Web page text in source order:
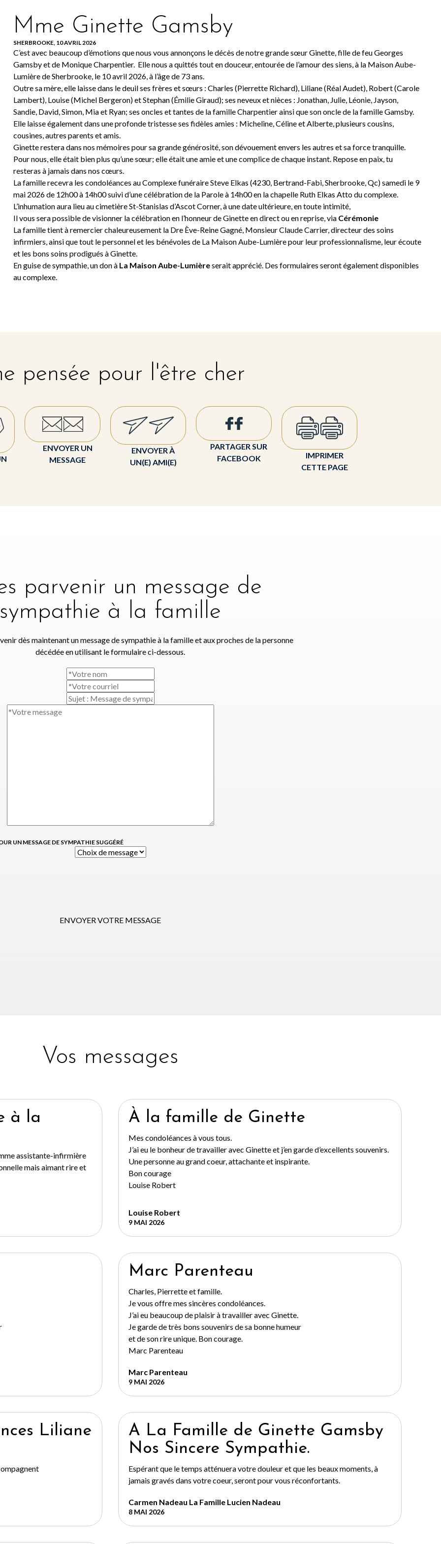
Mme Ginette Gamsby
SHERBROOKE, 10 AVRIL 2026
C’est avec beaucoup d’émotions que nous vous annonçons le décès de notre grande sœur Ginette, fille de feu Georges
Gamsby et de Monique Charpentier. Elle nous a quittés tout en douceur, entourée de l’amour des siens, à la Maison Aube-
Lumière de Sherbrooke, le 10 avril 2026, à l’âge de 73 ans.
Outre sa mère, elle laisse dans le deuil ses frères et sœurs : Charles (Pierrette Richard), Liliane (Réal Audet), Robert (Carole
Lambert), Louise (Michel Bergeron) et Stephan (Émilie Giraud); ses neveux et nièces : Jonathan, Julie, Léonie, Jayson,
Sandie, David, Simon, Mia et Ryan; ses oncles et tantes de la famille Charpentier ainsi que son oncle de la famille Gamsby.
Elle laisse également dans une profonde tristesse ses fidèles amies : Micheline, Céline et Alberte, plusieurs cousins,
cousines, autres parents et amis.
Ginette restera dans nos mémoires pour sa grande générosité, son dévouement envers les autres et sa force tranquille.
Pour nous, elle était bien plus qu’une sœur; elle était une amie et une complice de chaque instant. Repose en paix, tu
resteras à jamais dans nos cœurs.
La famille recevra les condoléances au Complexe funéraire Steve Elkas (4230, Bertrand-Fabi, Sherbrooke, Qc) samedi le 9
mai 2026 de 12h00 à 14h00 suivi d’une célébration de la Parole à 14h00 en la chapelle Ruth Elkas Attodu complexe.
L’inhumation aura lieu au cimetière St-Stanislas d’Ascot Corner, à une date ultérieure, en toute intimité,
Il vous sera possible de visionner la célébration en l’honneur de Ginette en direct ou en reprise, via Cérémonie
La famille tient à remercier chaleureusement la Dre Ève-Reine Gagné, Monsieur Claude Carrier, directeur des soins
infirmiers, ainsi que tout le personnel et les bénévoles de La Maison Aube-Lumière pour leur professionnalisme, leur écoute
et les bons soins prodigués à Ginette.
En guise de sympathie, un don à La Maison Aube-Lumièreserait apprécié. Des formulaires seront également disponibles
au complexe.
pensée pour l'être cher
ENVOYER UN
MESSAGE
ENVOYER À
UN(E) AMI(E)
PARTAGER SUR
FACEBOOK
IMPRIMER
CETTE PAGE
parvenir un message de
sympathie à la famille
dès maintenant un message de sympathie à la famille et aux proches de la personne
décédée en utilisant le formulaire ci-dessous.
UN MESSAGE DE SYMPATHIE SUGGÉRÉ
ENVOYER VOTRE MESSAGE
Vos messages
à la
assistante-infirmière
mais aimant rire et
À la famille de Ginette
Mes condoléances à vous tous.
J’ai eu le bonheur de travailler avec Ginette et j’en garde d’excellents souvenirs.
Une personne au grand coeur, attachante et inspirante.
Bon courage
Louise Robert
Louise Robert
9 MAI 2026
Marc Parenteau
Charles, Pierrette et famille.
Je vous offre mes sincères condoléances.
J’ai eu beaucoup de plaisir à travailler avec Ginette.
Je garde de très bons souvenirs de sa bonne humeur
et de son rire unique. Bon courage.
Marc Parenteau
Marc Parenteau
9 MAI 2026
Liliane
A La Famille de Ginette Gamsby
Nos Sincere Sympathie.
Espérant que le temps atténuera votre douleur et que les beaux moments, à
jamais gravés dans votre coeur, seront pour vous réconfortants.
Carmen Nadeau La Famille Lucien Nadeau
8 MAI 2026